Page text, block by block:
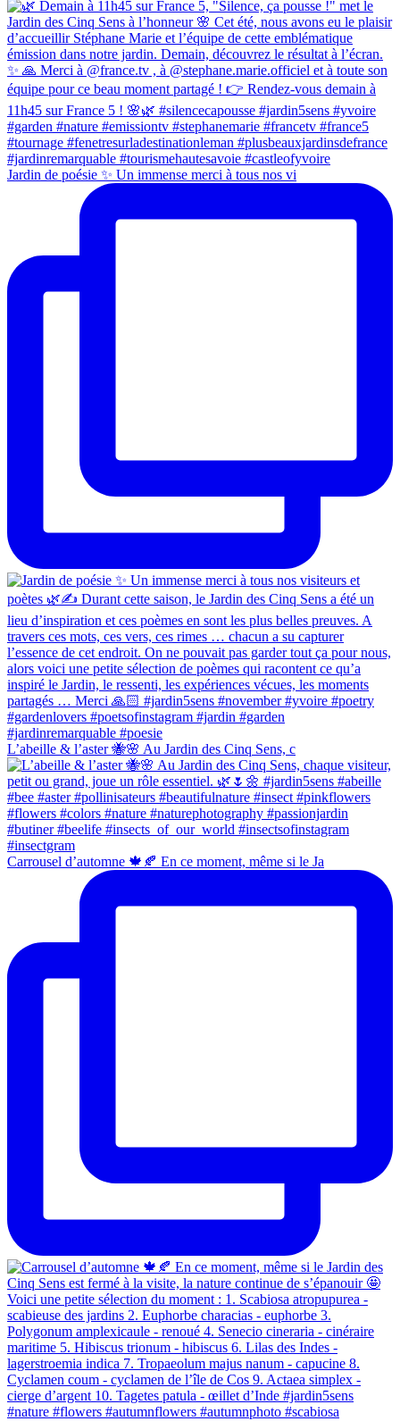
Jardin de poésie ✨ Un immense merci à tous nos vi
L’abeille & l’aster 🐝🌸 Au Jardin des Cinq Sens, c
Carrousel d’automne 🍁🍂 En ce moment, même si le Ja